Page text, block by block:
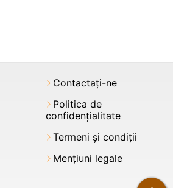
Contactați-ne
Politica de
confidențialitate
Termeni şi condiții
Mențiuni legale